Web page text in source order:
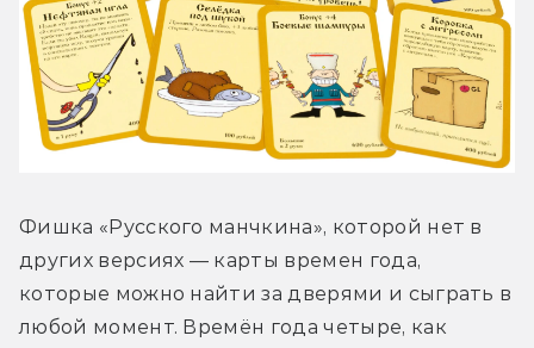
Фишка «Русского манчкина», которой нет в
других версиях — карты времен года,
которые можно найти за дверями и сыграть в
любой момент. Времён года четыре, как